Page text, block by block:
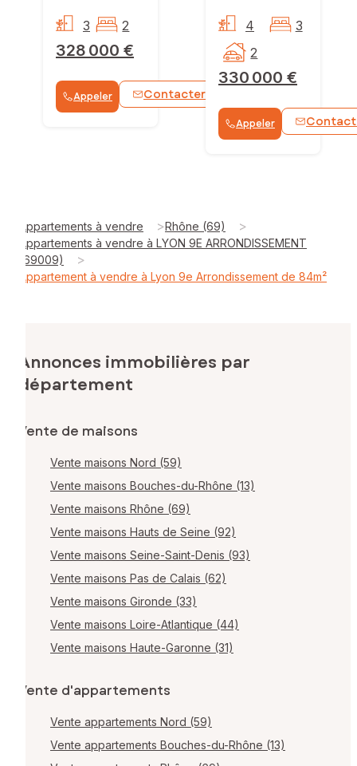
328 000 €
3 2
Appeler Contacter
330 000 €
4
3
2
Appeler
Appartements à vendre >Rhône (69) >
Appartements à vendre à LYON 9E ARRONDISSEMENT
(69009)
>
Appartement à vendre à Lyon 9e Arrondissement de 84m²
Annonces immobilières par
département
Vente de maisons
Vente maisons Nord (59)
Vente maisons Bouches-du-Rhône (13)
Vente maisons Rhône (69)
Vente maisons Hauts de Seine (92)
Vente maisons Seine-Saint-Denis (93)
Vente maisons Pas de Calais (62)
Vente maisons Gironde (33)
Vente maisons Loire-Atlantique (44)
Vente maisons Haute-Garonne (31)
Vente d'appartements
Vente appartements Nord (59)
Vente appartements Bouches-du-Rhône (13)